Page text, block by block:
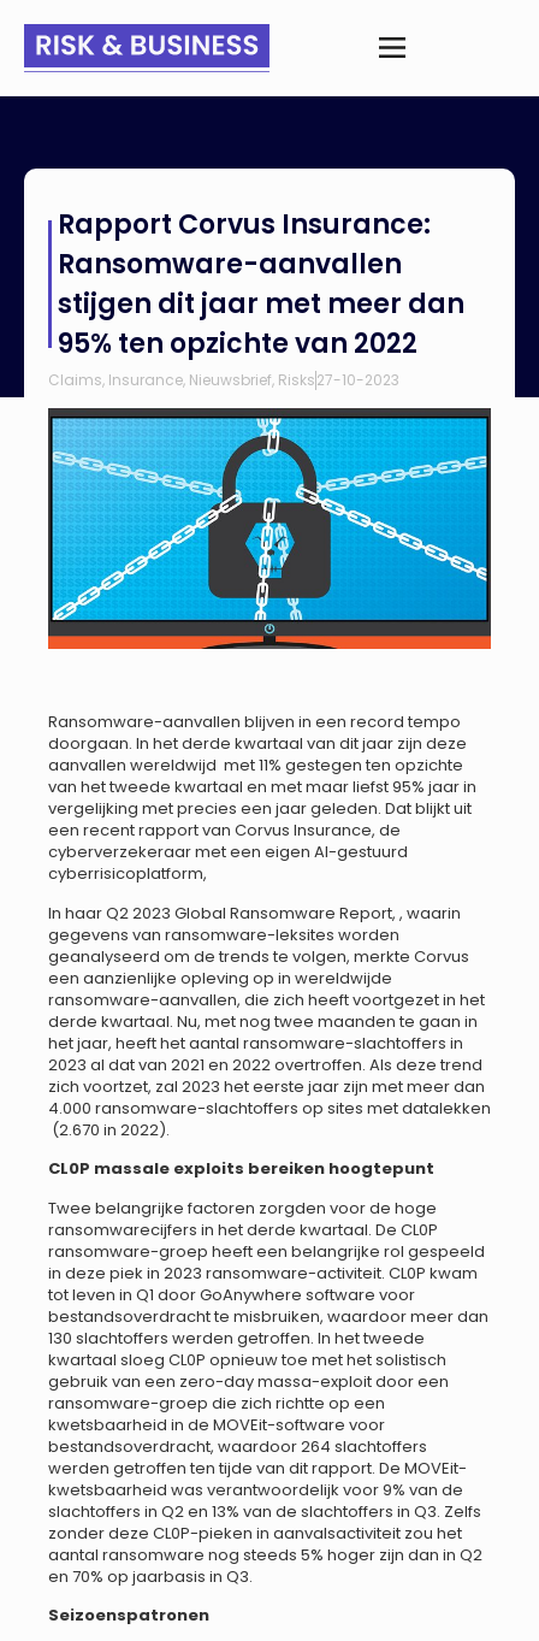
aanvallen stijgen dit jaar met meer dan 95% ten opzichte van
Rapport Corvus Insurance:
Ransomware-aanvallen
stijgen dit jaar met meer dan
95% ten opzichte van 2022
Claims, Insurance, Nieuwsbrief, Risks27-10-2023
Ransomware-aanvallen blijven in een record tempo
doorgaan. In het derde kwartaal van dit jaar zijn deze
aanvallen wereldwijd met 11% gestegen ten opzichte
van het tweede kwartaal en met maar liefst 95% jaar in
vergelijking met precies een jaar geleden. Dat blijkt uit
een recent rapport van Corvus Insurance, de
cyberverzekeraar met een eigen AI-gestuurd
cyberrisicoplatform,
In haar Q2 2023 Global Ransomware Report, , waarin
gegevens van ransomware-leksites worden
geanalyseerd om de trends te volgen, merkte Corvus
een aanzienlijke opleving op in wereldwijde
ransomware-aanvallen, die zich heeft voortgezet in het
derde kwartaal. Nu, met nog twee maanden te gaan in
het jaar, heeft het aantal ransomware-slachtoffers in
2023 al dat van 2021 en 2022 overtroffen. Als deze trend
zich voortzet, zal 2023 het eerste jaar zijn met meer dan
4.000 ransomware-slachtoffers op sites met datalekken
(2.670 in 2022).
CL0P massale exploits bereiken hoogtepunt
Twee belangrijke factoren zorgden voor de hoge
ransomwarecijfers in het derde kwartaal. De CL0P
ransomware-groep heeft een belangrijke rol gespeeld
in deze piek in 2023 ransomware-activiteit. CL0P kwam
tot leven in Q1 door GoAnywhere software voor
bestandsoverdracht te misbruiken, waardoor meer dan
130 slachtoffers werden getroffen. In het tweede
kwartaal sloeg CL0P opnieuw toe met het solistisch
gebruik van een zero-day massa-exploit door een
ransomware-groep die zich richtte op een
kwetsbaarheid in de MOVEit-software voor
bestandsoverdracht, waardoor 264 slachtoffers
werden getroffen ten tijde van dit rapport. De MOVEit-
kwetsbaarheid was verantwoordelijk voor 9% van de
slachtoffers in Q2 en 13% van de slachtoffers in Q3. Zelfs
zonder deze CL0P-pieken in aanvalsactiviteit zou het
aantal ransomware nog steeds 5% hoger zijn dan in Q2
en 70% op jaarbasis in Q3.
Seizoenspatronen